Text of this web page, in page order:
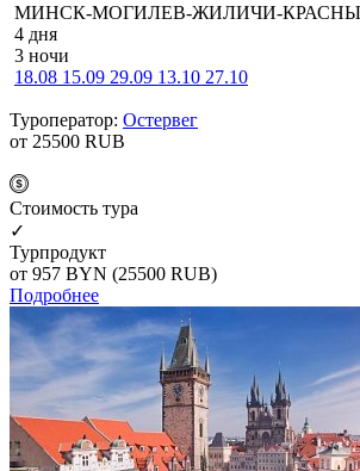
МИНСК-МОГИЛЕВ-ЖИЛИЧИ-
4 дня
3 ночи
18.08 15.09 29.09 13.10 27.10
Туроператор: Остервег
от 25500 RUB
Cтоимость тура
✓
Турпродукт
от 957 BYN (25500 RUB)
Подробнее